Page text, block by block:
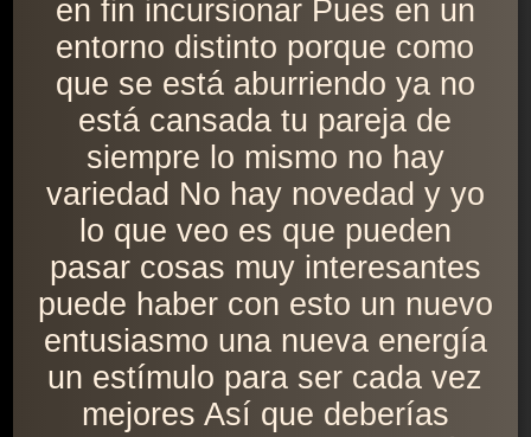
en fin incursionar Pues en un
entorno distinto porque como
que se está aburriendo ya no
está cansada tu pareja de
siempre lo mismo no hay
variedad No hay novedad y yo
lo que veo es que pueden
pasar cosas muy interesantes
puede haber con esto un nuevo
entusiasmo una nueva energía
un estímulo para ser cada vez
mejores Así que deberías